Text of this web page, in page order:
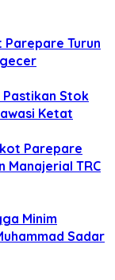
Turun
Pastikan Stok
Ketat
Parepare
Manajerial TRC
Minim
Sadar